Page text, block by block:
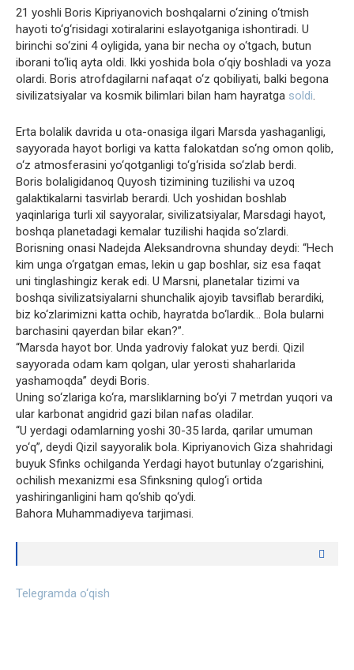
21 yoshli Boris Kipriyanovich boshqalarni o‘zining o‘tmish
hayoti to‘g‘risidagi xotiralarini eslayotganiga ishontiradi. U
birinchi so‘zini 4 oyligida, yana bir necha oy o‘tgach, butun
iborani to‘liq ayta oldi. Ikki yoshida bola o‘qiy boshladi va yoza
olardi. Boris atrofdagilarni nafaqat o‘z qobiliyati, balki begona
sivilizatsiyalar va kosmik bilimlari bilan ham hayratga soldi.
Erta bolalik davrida u ota-onasiga ilgari Marsda yashaganligi,
sayyorada hayot borligi va katta falokatdan so‘ng omon qolib,
o‘z atmosferasini yo‘qotganligi to‘g‘risida so‘zlab berdi.
Boris bolaligidanoq Quyosh tizimining tuzilishi va uzoq
galaktikalarni tasvirlab berardi. Uch yoshidan boshlab
yaqinlariga turli xil sayyoralar, sivilizatsiyalar, Marsdagi hayot,
boshqa planetadagi kemalar tuzilishi haqida so‘zlardi.
Borisning onasi Nadejda Aleksandrovna shunday deydi: “Hech
kim unga o‘rgatgan emas, lekin u gap boshlar, siz esa faqat
uni tinglashingiz kerak edi. U Marsni, planetalar tizimi va
boshqa sivilizatsiyalarni shunchalik ajoyib tavsiflab berardiki,
biz ko‘zlarimizni katta ochib, hayratda bo‘lardik… Bola bularni
barchasini qayerdan bilar ekan?”.
“Marsda hayot bor. Unda yadroviy falokat yuz berdi. Qizil
sayyorada odam kam qolgan, ular yerosti shaharlarida
yashamoqda” deydi Boris.
Uning so‘zlariga ko‘ra, marsliklarning bo‘yi 7 metrdan yuqori va
ular karbonat angidrid gazi bilan nafas oladilar.
“U yerdagi odamlarning yoshi 30-35 larda, qarilar umuman
yo‘q”, deydi Qizil sayyoralik bola. Kipriyanovich Giza shahridagi
buyuk Sfinks ochilganda Yerdagi hayot butunlay o‘zgarishini,
ochilish mexanizmi esa Sfinksning qulog‘i ortida
yashiringanligini ham qo‘shib qo‘ydi.
Bahora Muhammadiyeva tarjimasi.
Telegramda o‘qish